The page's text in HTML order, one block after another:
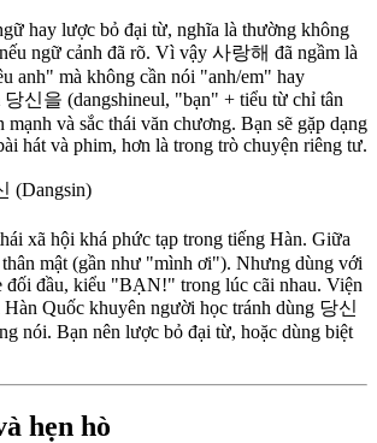
hay lược bỏ đại từ, nghĩa là thường không
ngữ cảnh đã rõ. Vì vậy 사랑해 đã ngầm là
anh" mà không cần nói "anh/em" hay
신을 (dangshineul, "bạn" + tiểu từ chỉ tân
mạnh và sắc thái văn chương. Bạn sẽ gặp dạng
hát và phim, hơn là trong trò chuyện riêng tư.
(Dangsin)
xã hội khá phức tạp trong tiếng Hàn. Giữa
mật (gần như "mình ơi"). Nhưng dùng với
đối đầu, kiểu "BẠN!" trong lúc cãi nhau. Viện
Quốc khuyên người học tránh dùng 당신
nói. Bạn nên lược bỏ đại từ, hoặc dùng biệt
hẹn hò